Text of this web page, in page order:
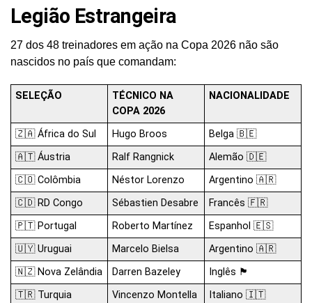
Legião Estrangeira
27 dos 48 treinadores em ação na Copa 2026 não são
nascidos no país que comandam:
SELEÇÃO
TÉCNICO NA
COPA 2026
NACIONALIDADE
🇿🇦 África do Sul Hugo Broos
Belga 🇧🇪
🇦🇹 Áustria
Ralf Rangnick
Alemão 🇩🇪
🇨🇴 Colômbia
Néstor Lorenzo
Argentino 🇦🇷
🇨🇩 RD Congo
Sébastien Desabre
Francês 🇫🇷
🇵🇹 Portugal
Roberto Martínez
Espanhol 🇪🇸
🇺🇾 Uruguai
Marcelo Bielsa
Argentino 🇦🇷
🇳🇿 Nova Zelândia
Darren Bazeley
Inglês 🏴󠁧󠁢󠁥󠁮󠁧󠁿
🇹🇷 Turquia
Vincenzo Montella
Italiano 🇮🇹